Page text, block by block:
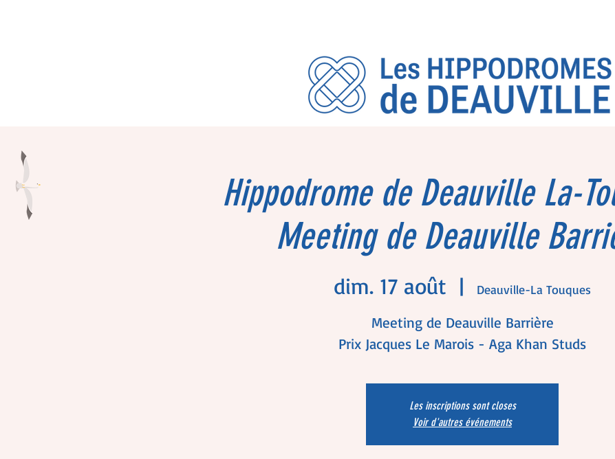
Hippodrome de Deauville La-
Meeting de Deauville
dim. 17 août
  |
Deauville-La Touques
Meeting de Deauville Barrière
Prix Jacques Le Marois - Aga Khan Studs
Les inscriptions sont closes
Voir d'autres événements